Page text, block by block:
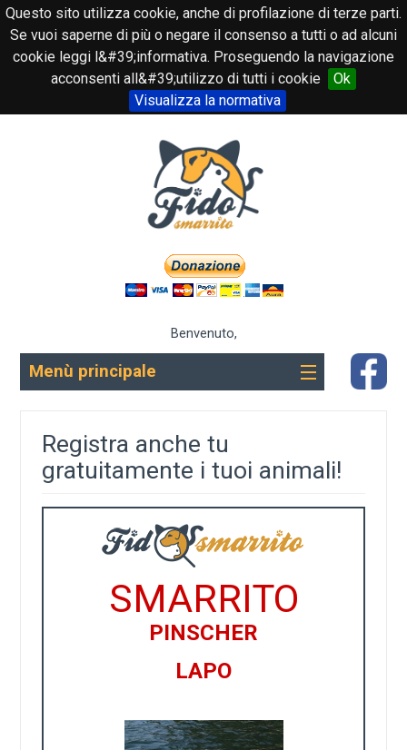
Questo sito utilizza cookie, anche di profilazione di terze parti.
Se vuoi saperne di più o negare il consenso a tutti o ad alcuni
cookie leggi l&#39;informativa. Proseguendo la navigazione
acconsenti all&#39;utilizzo di tutti i cookie
Ok
Visualizza la normativa
Benvenuto,
Menù principale
Registra anche tu
gratuitamente i tuoi animali!
SMARRITO
PINSCHER
LAPO